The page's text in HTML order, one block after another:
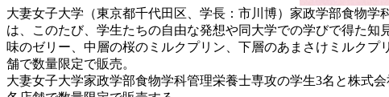
大妻女子大学（東京都千代田区、学長：市川博）家政学部食物
は、このたび、学生たちの自由な発想や同大学での学びで得た
味のゼリー、中層の桜のミルクプリン、下層のあまさけミルク
舗で数量限定で販売。
大妻女子大学家政学部食物学科管理栄養士専攻の学生3名と株式